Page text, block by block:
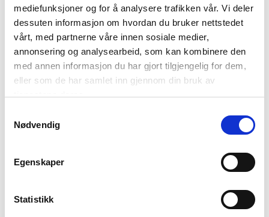
mediefunksjoner og for å analysere trafikken vår. Vi deler
dessuten informasjon om hvordan du bruker nettstedet
vårt, med partnerne våre innen sosiale medier,
annonsering og analysearbeid, som kan kombinere den
med annen informasjon du har gjort tilgjengelig for dem,
eller som de har samlet inn gjennom din bruk av
tjenestene deres.
Nødvendig
Egenskaper
Statistikk
01: Et system av tunnellene © Knut Hansvold
02: Opp mot den tapre sovjetiske soldat © Knut Hansvold
03: Inngangen til Andersgrotta i Kirkenes er ikke så lett å få øye på ©
Knut Hansvold
04: Utsikt over Kirkenes © Jørn Tomter
Her var det plass for 2500
torget. Når flyalarmen gikk, sprang folk det de kunne inn i
grotta. Her var det plass for 2500 mennesker. Det var ikke
måtte man springe tre ganger til bomberommet, man